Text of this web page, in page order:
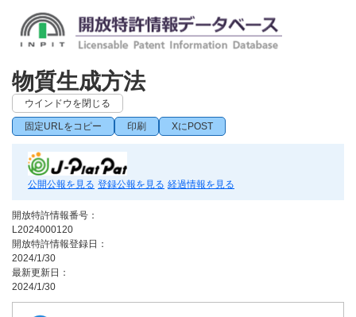
物質生成方法
ウインドウを閉じる
固定URLをコピー 印刷 XにPOST
公開公報を見る 登録公報を見る 経過情報を見る
開放特許情報番号：
L2024000120
開放特許情報登録日：
2024/1/30
最新更新日：
2024/1/30